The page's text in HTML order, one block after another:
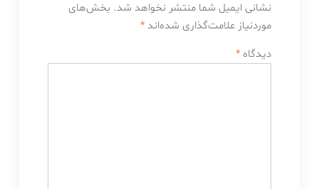
نشانی ایمیل شما منتشر نخواهد شد. بخش‌های
موردنیاز علامت‌گذاری شده‌اند *
دیدگاه *